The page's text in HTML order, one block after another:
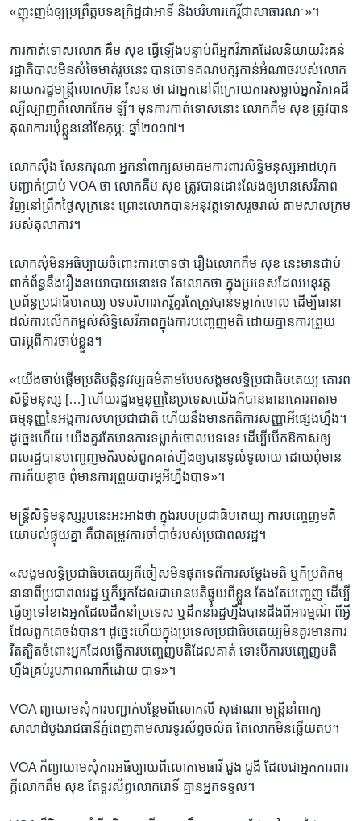
«ញុះញង់​ឲ្យ​ប្រព្រឹត្ត​បទ​ឧក្រិដ្ឋ​ជា​អាទិ៍​ ​និង​បរិហារ​កេរ្តិ៍​ជា​សាធារណៈ»។
​ការ​កាត់​ទោស​លោក​ គឹម សុខ​ ធ្វើឡើង​បន្ទាប់​ពី​អ្នក​វិភាគ​ដែល​និយាយ​រិះ​គន់​
រដ្ឋាភិបាល​មិន​សំចៃ​មាត់​រូប​នេះ​ បាន​ចោទ​គណបក្ស​កាន់​អំណាច​របស់​លោក​
នាយក​រដ្ឋ​មន្ត្រី​លោក​ហ៊ុន​ សែន​ ថា ជា​អ្នក​នៅ​ពី​ក្រោយ​ការ​សម្លាប់​អ្នក​វិភាគ​ដ៏​
ល្បី​ល្បាញ​គឺ​លោក​កែម ឡី។ មុន​ការ​កាត់​ទោស​នោះ​ លោក​គឹម សុខ ​ត្រូវ​បាន​
តុលាការ​ឃុំខ្លួន​នៅ​ខែ​កុម្ភៈ​ ឆ្នាំ​២០១៧។
លោក​ស៊ឹង សែន​ករុណា អ្នកនាំពាក្យ​សមាគម​ការពារ​សិទ្ធិ​មនុស្ស​អាដហុក​
បញ្ជាក់​ប្រាប់​ ​VOA​ ​ថា​ លោក​គឹម សុខ​ ត្រូវ​បាន​ដោះលែង​ឲ្យ​មាន​សេរីភាព​
វិញ​នៅ​ព្រឹក​ថ្ងៃ​សុក្រ​នេះ ព្រោះ​លោក​បាន​អនុវត្ត​ទោស​រួច​រាល់​ ​តាម​សាលក្រម​
របស់​តុលាការ។​
លោក​សុំ​មិន​អធិប្បាយ​ចំពោះ​ការ​ចោទ​ថា​ រឿង​លោក​គឹម សុខ ​នេះ​មាន​ជាប់​
ពាក់​ព័ន្ធ​នឹង​រឿង​នយោបាយ​នោះ​ទេ តែ​លោក​ថា ក្នុង​ប្រទេស​ដែល​អនុវត្ត​
ប្រព័ន្ធ​ប្រជាធិបតេយ្យ បទ​បរិហារ​កេរ្តិ៍​គួរតែ​ត្រូវ​បាន​ទម្លាក់​ចោល ដើម្បី​ធានា​
ដល់​ការ​លើក​កម្ពស់​សិទ្ធិ​សេរីភាព​ក្នុង​ការ​បញ្ចេញ​មតិ​ ដោយ​គ្មាន​ការ​ព្រួយ​
បារម្ភ​ពី​ការ​ចាប់​ខ្លួន។
«យើង​ចាប់​ផ្តើម​ប្រតិបត្តិ​នូវ​វប្បធម៌​តាម​បែប​សង្គម​លទ្ធិ​ប្រជាធិបតេយ្យ​ គោរព​
សិទ្ធិ​មនុស្ស​ […] ​ហើយ​រដ្ឋ​ធម្មនុញ្ញ​នៃ​ប្រទេស​យើង​ក៏​បាន​ធានា​គោរព​តាម​
ធម្មនុញ្ញ​នៃ​អង្គការ​សហ​ប្រជាជាតិ​ ហើយ​នឹង​មាន​កតិការ​សញ្ញា​អី​ផ្សេង​ហ្នឹង។
ដូច្នេះ​ហើយ ​យើង​គួរតែ​មាន​ការ​ទម្លាក់​ចោល​បទ​នេះ​ ដើម្បី​បើក​ឱកាស​ឲ្យ​
ពលរដ្ឋ​បាន​បញ្ចេញ​មតិ​របស់​ពួក​គាត់​ហ្នឹង​ឲ្យ​បាន​ទូលំទូលាយ​ ដោយ​ពុំ​មាន​
ការ​ភ័យ​ខ្លាច​ ពុំមាន​ការ​ព្រួយ​បារម្ភ​អីហ្នឹង​បាទ»។
មន្ត្រី​សិទ្ធិ​មនុស្ស​រូប​នេះ​អះអាង​ថា​ ​ក្នុង​របប​ប្រជាធិបតេយ្យ​ ​ការ​បញ្ចេញ​មតិ​
យោបល់​ផ្ទុយ​គ្នា គឺ​ជា​តម្រូវ​ការ​ចាំបាច់​របស់​ប្រជា​ពលរដ្ឋ។
«សង្គម​លទិ្ធ​ប្រជា​ធិបតេយ្យ​គឺ​ចៀស​មិន​ផុត​ទេ​ពី​ការ​សម្តែង​មតិ​ ឬ​ក៏​ប្រតិកម្ម​
នានា​ពី​ប្រជា​ពលរដ្ឋ​ ឬក៏​អ្នក​ដែល​ជា​មាន​មតិ​ផ្ទុយ​ពីខ្លួន​ តែងតែ​បញ្ចេញ​ ដើម្បី​
ធ្វើ​ឲ្យ​ទៅ​ខាង​អ្នក​ដែល​ដឹកនាំ​ប្រទេស​ ឬ​ដឹក​នាំ​រដ្ឋ​ហ្នឹងបាន​ដឹង​ពី​អារម្មណ៍​ ពីអ្វី​
ដែល​ពួកគេ​ចង់​បាន។ ដូច្នេះ​ហើយ​ក្នុង​ប្រទេស​ប្រជាធិបតេយ្យ​មិនគួរ​មាន​ការ​
រឹតត្បិត​ចំពោះ​អ្នក​ដែល​ធ្វើ​ការ​បញ្ចេញ​មតិ​ដែល​គាត់​ ទោះបី​ការ​បញ្ចេញ​មតិ​
ហ្នឹង​គ្រប់​រូបភាព​ណា​ក៏​ដោយ ​បាទ»។
VOA ​ព្យាយាម​សុំការ​បញ្ជាក់​បន្ថែម​ពី​លោក​លី សុផាណា មន្ត្រី​នាំពាក្យ​
សាលា​ដំបូង​រាជធានី​ភ្នំពេញ​តាម​សារ​ទូរស័ព្ទ​ចល័ត​ តែ​លោក​មិន​ឆ្លើយ​តប។
VOA ក៏​ព្យាយាម​សុំ​ការ​អធិប្បាយ​ពី​លោក​មេធាវី ​ជួង​ ជូងី​ ​ដែល​ជា​អ្នក​ការពារ​
ក្តី​លោក​គឹម សុខ តែ​ទូរស័ព្ទ​លោក​រោទិ៍ គ្មាន​អ្នក​ទទួល។​